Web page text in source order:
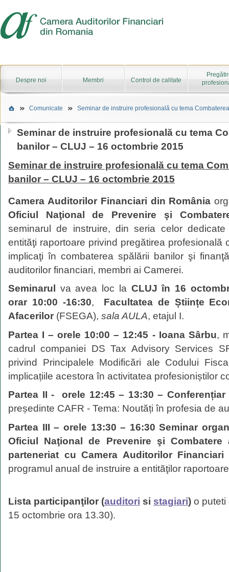
Despre noi Membri Control de calitate
Comunicate Seminar de instruire profesională cu tema
Seminar de instruire profesională cu tema
banilor – CLUJ – 16 octombrie 2015
Seminar de instruire profesională cu tema
banilor – CLUJ – 16 octombrie 2015
Camera Auditorilor Financiari din România
Oficiul Naţional de Prevenire şi
seminarul de instruire, din seria celor
entităţi raportoare privind pregătirea profesională
implicaţi în combaterea spălării banilor şi
auditorilor financiari, membri ai Camerei.
Seminarul va avea loc la CLUJ în 16
orar 10:00 -16:30, Facultatea de Științe
Afacerilor (FSEGA), sala AULA, etajul I.
Partea I – orele 10:00 – 12:45 - Ioana Sârbu,
cadrul companiei DS Tax Advisory Services
privind Principalele Modificări ale Codului
implicațiile acestora în activitatea profesioniștilor
Partea II - orele 12:45 – 13:30 – Conferențiar
președinte CAFR - Tema: Noutăți în profesia de
Partea III – orele 13:30 – 16:30 Seminar
Oficiul Naţional de Prevenire şi
parteneriat cu Camera Auditorilor Financiari
programul anual de instruire a entitãţilor
Lista participanţilor (auditori si stagiari) o puteti
15 octombrie ora 13.30).